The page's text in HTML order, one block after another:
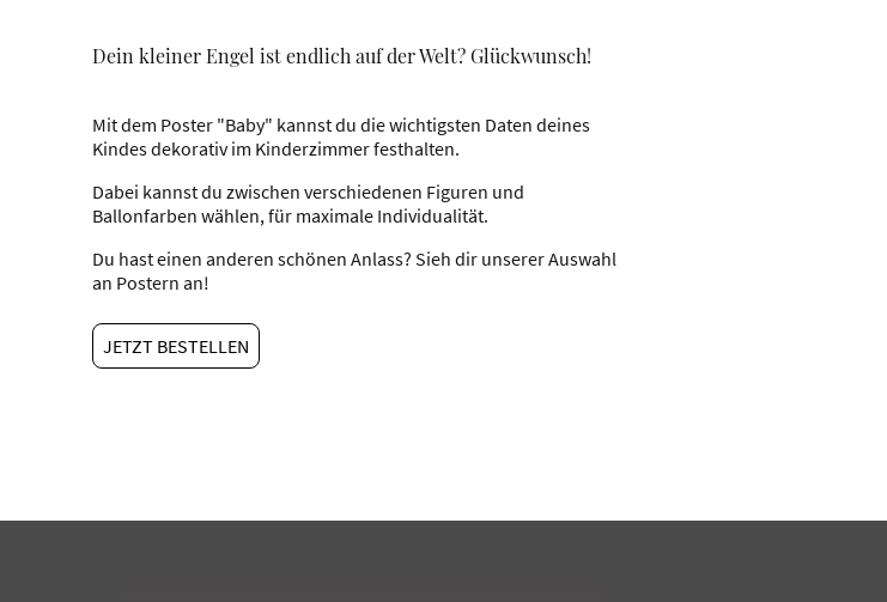
Dein kleiner Engel ist endlich auf der Welt? Glückwunsch!
Mit dem Poster "Baby" kannst du die wichtigsten Daten deines
Kindes dekorativ im Kinderzimmer festhalten.
Dabei kannst du zwischen verschiedenen Figuren und
Ballonfarben wählen, für maximale Individualität.
Du hast einen anderen schönen Anlass? Sieh dir unserer Auswahl
an Postern an!
JETZT BESTELLEN